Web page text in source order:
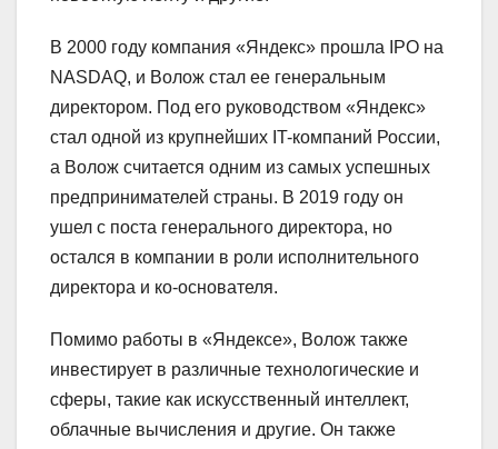
В 2000 году компания «Яндекс» прошла IPO на
NASDAQ, и Волож стал ее генеральным
директором. Под его руководством «Яндекс»
стал одной из крупнейших IT-компаний России,
а Волож считается одним из самых успешных
предпринимателей страны. В 2019 году он
ушел с поста генерального директора, но
остался в компании в роли исполнительного
директора и ко-основателя.
Помимо работы в «Яндексе», Волож также
инвестирует в различные технологические и
сферы, такие как искусственный интеллект,
облачные вычисления и другие. Он также